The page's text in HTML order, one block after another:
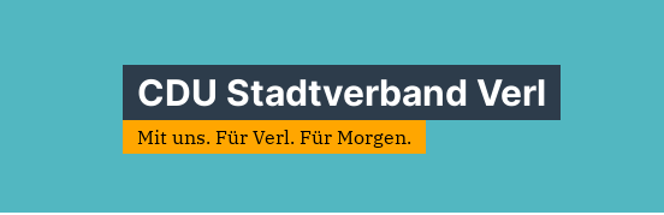
CDU Stadtverband Verl
Mit uns. Für Verl. Für Morgen.